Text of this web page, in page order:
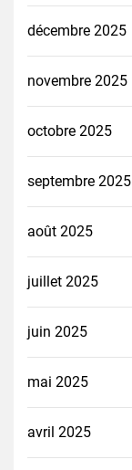
décembre 2025
novembre 2025
octobre 2025
septembre 2025
août 2025
juillet 2025
juin 2025
mai 2025
avril 2025